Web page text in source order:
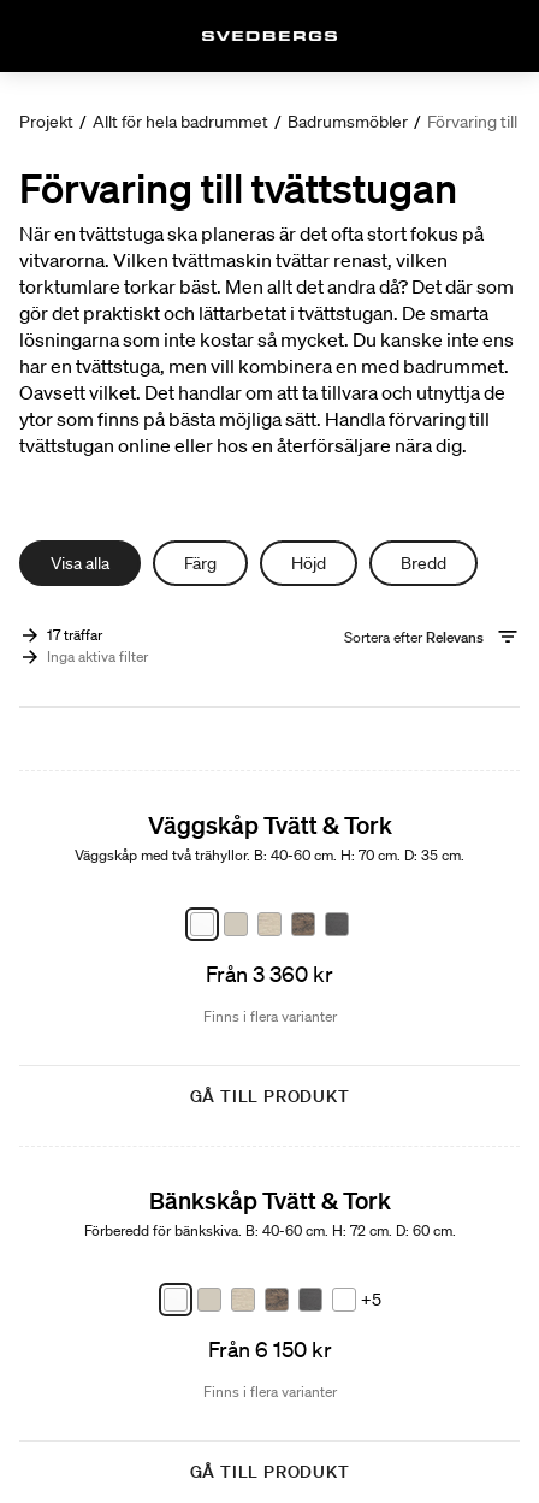
Projekt / Allt för hela badrummet / Badrumsmöbler / Förvaring till
Förvaring till tvättstugan
När en tvättstuga ska planeras är det ofta stort fokus på
vitvarorna. Vilken tvättmaskin tvättar renast, vilken
torktumlare torkar bäst. Men allt det andra då? Det där som
gör det praktiskt och lättarbetat i tvättstugan. De smarta
lösningarna som inte kostar så mycket. Du kanske inte ens
har en tvättstuga, men vill kombinera en med badrummet.
Oavsett vilket. Det handlar om att ta tillvara och utnyttja de
ytor som finns på bästa möjliga sätt. Handla förvaring till
tvättstugan online eller hos en återförsäljare nära dig.
Visa alla Färg Höjd Bredd
17 träffar
Inga aktiva filter
Sortera efterRelevans
Väggskåp Tvätt & Tork
Väggskåp med två trähyllor. B: 40-60 cm. H: 70 cm. D: 35 cm.
Från 3 360 kr
Finns i flera varianter
GÅ TILL PRODUKT
Bänkskåp Tvätt & Tork
Förberedd för bänkskiva. B: 40-60 cm. H: 72 cm. D: 60 cm.
+5
Från 6 150 kr
Finns i flera varianter
GÅ TILL PRODUKT